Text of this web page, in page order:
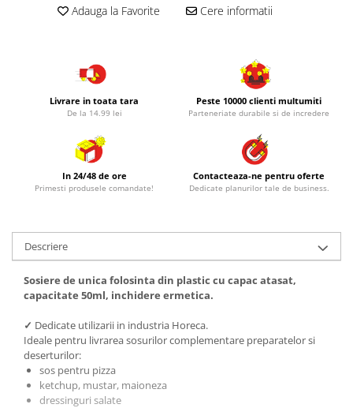
Adauga la Favorite Cere informatii
Livrare in toata tara
De la 14.99 lei
Peste 10000 clienti multumiti
Parteneriate durabile si de incredere
In 24/48 de ore
Primesti produsele comandate!
Contacteaza-ne pentru oferte
Dedicate planurilor tale de business.
Descriere
Sosiere de unica folosinta din plastic cu capac atasat,
capacitate 50ml, inchidere ermetica.
✓ Dedicate utilizarii in industria Horeca.
Ideale pentru livrarea sosurilor complementare preparatelor si
deserturilor:
sos pentru pizza
ketchup, mustar, maioneza
dressinguri salate